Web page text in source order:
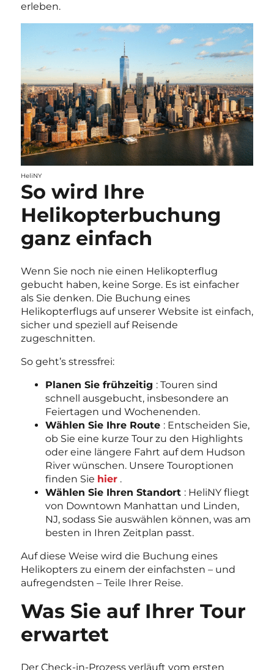
erleben.
HeliNY
So wird Ihre
Helikopterbuchung
ganz einfach
Wenn Sie noch nie einen Helikopterflug
gebucht haben, keine Sorge. Es ist einfacher
als Sie denken. Die Buchung eines
Helikopterflugs auf unserer Website ist einfach,
sicher und speziell auf Reisende
zugeschnitten.
So geht’s stressfrei:
Planen Sie frühzeitig : Touren sind
schnell ausgebucht, insbesondere an
Feiertagen und Wochenenden.
Wählen Sie Ihre Route : Entscheiden Sie,
ob Sie eine kurze Tour zu den Highlights
oder eine längere Fahrt auf dem Hudson
River wünschen. Unsere Touroptionen
finden Sie hier .
Wählen Sie Ihren Standort : HeliNY fliegt
von Downtown Manhattan und Linden,
NJ, sodass Sie auswählen können, was am
besten in Ihren Zeitplan passt.
Auf diese Weise wird die Buchung eines
Helikopters zu einem der einfachsten – und
aufregendsten – Teile Ihrer Reise.
Was Sie auf Ihrer Tour
erwartet
Der Check-in-Prozess verläuft vom ersten